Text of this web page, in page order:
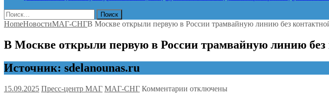
Найти:
HomeНовостиМАГ-СНГВ Москве открыли первую в России трамвайную линию без
В Москве открыли первую в России трамвайную линию без
Источник: sdelanounas.ru
15.09.2025 Пресс-центр МАГ МАГ-СНГ Комментарии котключены